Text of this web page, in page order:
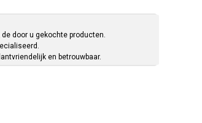
door u gekochte producten.
en betrouwbaar.